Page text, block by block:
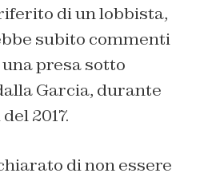
di un lobbista,
subito commenti
presa sotto
Garcia, durante
2017.
di non essere